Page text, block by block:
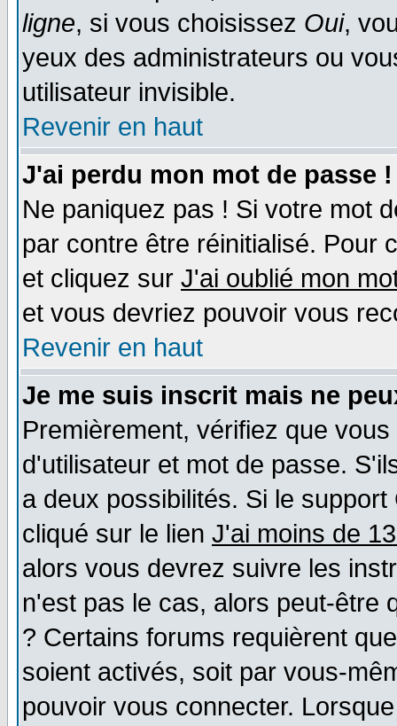
ligne, si vous choisissez Oui,
yeux des administrateurs ou
utilisateur invisible.
Revenir en haut
J'ai perdu mon mot de passe !
Ne paniquez pas ! Si votre mot
par contre être réinitialisé. Pour
et cliquez sur J'ai oublié mon
et vous devriez pouvoir vous
Revenir en haut
Je me suis inscrit mais ne
Premièrement, vérifiez que
d'utilisateur et mot de passe.
a deux possibilités. Si le
cliqué sur le lien J'ai moins de
alors vous devrez suivre les
n'est pas le cas, alors peut-être
? Certains forums requièrent
soient activés, soit par vous-
pouvoir vous connecter.